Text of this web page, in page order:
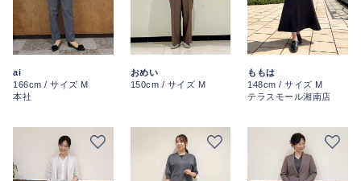
ai
166cm / サイズ M
本社
おめい
150cm / サイズ M
ももは
148cm / サイズ M
テラスモール湘南店